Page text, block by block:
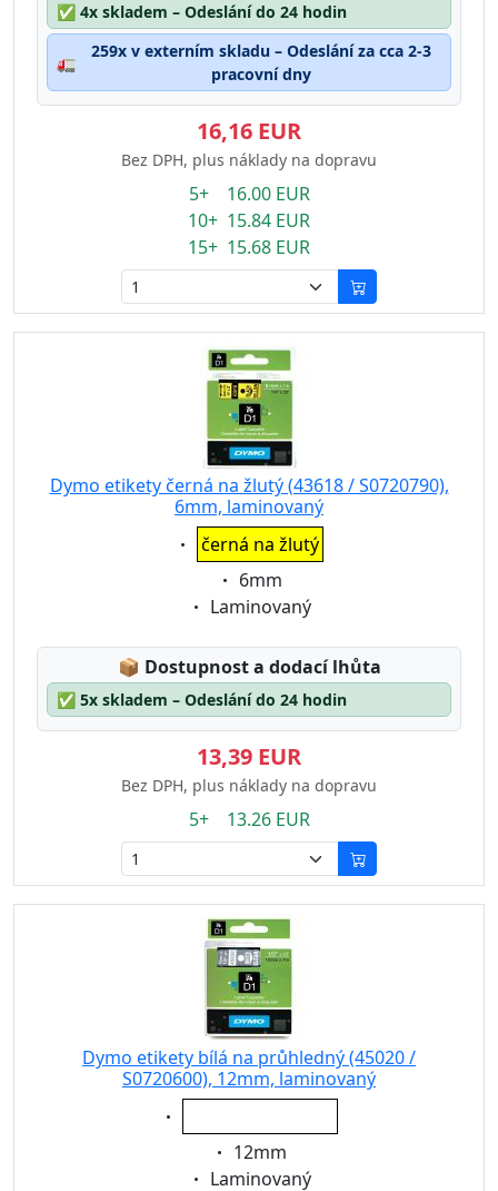
✅ 4x skladem – Odeslání do 24 hodin
🚛
259x v externím skladu – Odeslání za cca 2-3
pracovní dny
16,16 EUR
Bez DPH, plus náklady na dopravu
5+ 16.00 EUR
10+ 15.84 EUR
15+ 15.68 EUR
Dymo etikety černá na žlutý (43618 / S0720790),
6mm, laminovaný
Eigenschaft:
černá na žlutý
Eigenschaft:
6mm
Eigenschaft:
Laminovaný
📦 Lagerstatus:
Dostupnost a dodací lhůta
✅ 5x skladem – Odeslání do 24 hodin
13,39 EUR
Bez DPH, plus náklady na dopravu
5+ 13.26 EUR
Dymo etikety bílá na průhledný (45020 /
S0720600), 12mm, laminovaný
Eigenschaft:
Eigenschaft:
12mm
Eigenschaft:
Laminovaný